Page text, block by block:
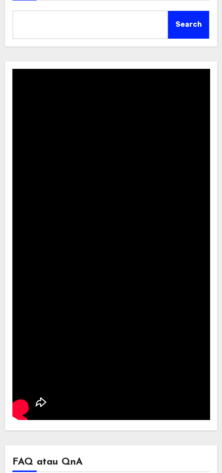
Search
FAQ atau QnA